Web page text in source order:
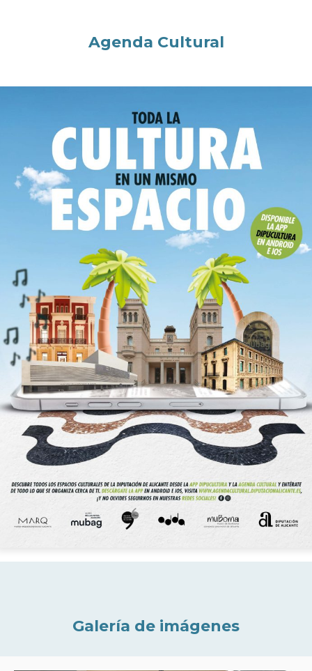
Agenda Cultural
Galería de imágenes